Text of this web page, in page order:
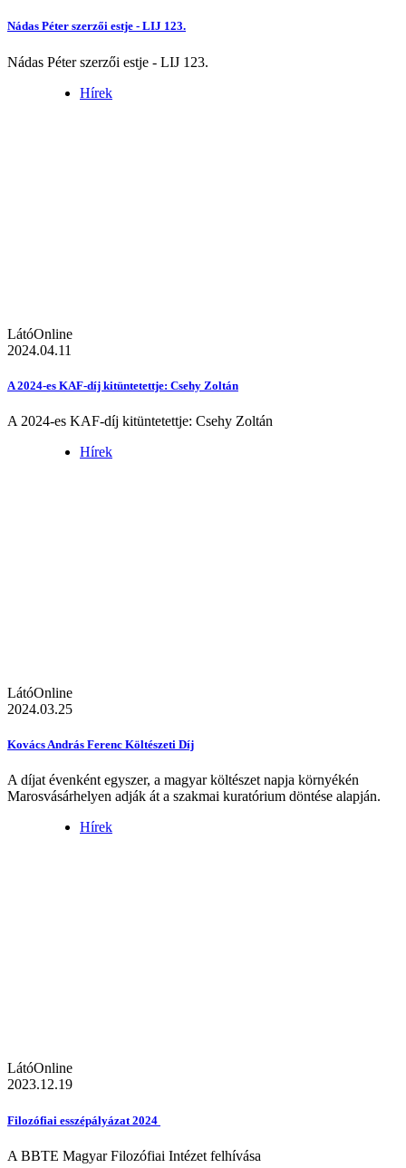
Nádas Péter szerzői estje - LIJ 123.
Nádas Péter szerzői estje - LIJ 123.
Hírek
LátóOnline
2024.04.11
A 2024-es KAF-díj kitüntetettje: Csehy Zoltán
A 2024-es KAF-díj kitüntetettje: Csehy Zoltán
Hírek
LátóOnline
2024.03.25
Kovács András Ferenc Költészeti Díj
A díjat évenként egyszer, a magyar költészet napja környékén
Marosvásárhelyen adják át a szakmai kuratórium döntése alapján.
Hírek
LátóOnline
2023.12.19
Filozófiai esszépályázat 2024
A BBTE Magyar Filozófiai Intézet felhívása